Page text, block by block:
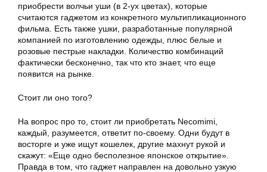
приобрести волчьи уши (в 2-ух цветах), которые
считаются гаджетом из конкретного мультипликационного
фильма. Есть также ушки, разработанные популярной
компанией по изготовлению одежды, плюс белые и
розовые пестрые накладки. Количество комбинаций
фактически бесконечно, так что кто знает, что еще
появится на рынке.
Стоит ли оно того?
На вопрос про то, стоит ли приобретать Necomimi,
каждый, разумеется, ответит по-своему. Одни будут в
восторге и уже ищут кошелек, другие махнут рукой и
скажут: «Еще одно бесполезное японское открытие».
Правда в том, что гаджет направлен на довольно узкую